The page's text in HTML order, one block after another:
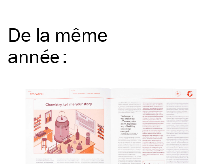
De la même
année: